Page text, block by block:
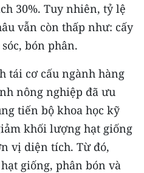
30%. Tuy nhiên, tỷ lệ
vẫn còn thấp như: cấy
bón phân.
tái cơ cấu ngành hàng
nông nghiệp đã ưu
tiến bộ khoa học kỹ
khối lượng hạt giống
vị diện tích. Từ đó,
giống, phân bón và